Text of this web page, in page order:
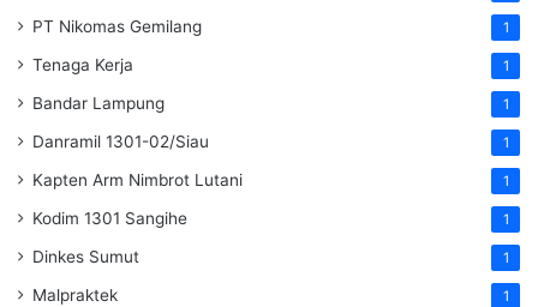
PT Nikomas Gemilang 1
Tenaga Kerja 1
Bandar Lampung 1
Danramil 1301-02/Siau 1
Kapten Arm Nimbrot Lutani 1
Kodim 1301 Sangihe 1
Dinkes Sumut 1
Malpraktek 1